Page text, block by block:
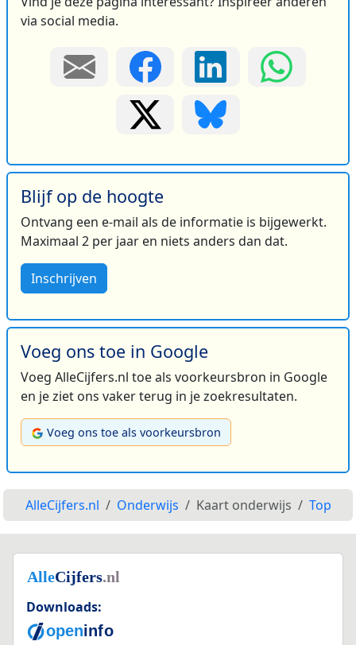
via social media.
Blijf op de hoogte
Ontvang een e-mail als de informatie is bijgewerkt.
Maximaal 2 per jaar en niets anders dan dat.
Inschrijven
Voeg ons toe in Google
Voeg AlleCijfers.nl toe als voorkeursbron in Google
en je ziet ons vaker terug in je zoekresultaten.
Voeg ons toe als voorkeursbron
AlleCijfers.nl Onderwijs Kaart onderwijs Top
Downloads: